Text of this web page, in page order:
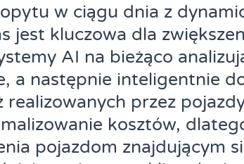
w ciągu dnia z
jest kluczowa dla
AI na bieżąco
a następnie inteligentnie
przez
kosztów,
pojazdom znajdującym